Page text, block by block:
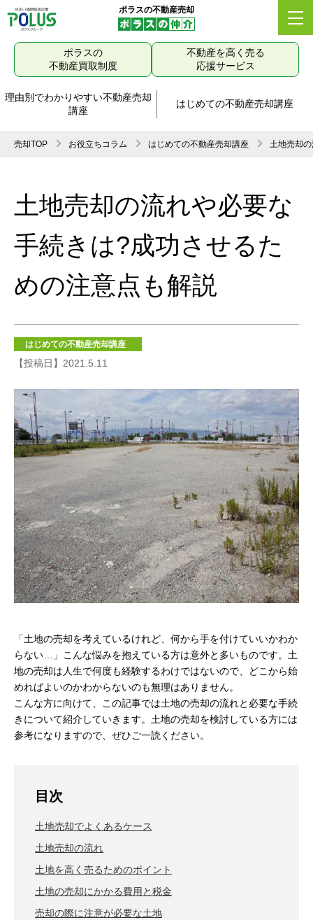
ポラスの不動産売却
ポラスの
不動産買取制度
不動産を高く売る
応援サービス
理由別でわかりやすい不動産売却
講座
はじめての不動産売却講座
売却TOP お役立ちコラム はじめての不動産売却講座 土地売却
土地売却の流れや必要な
手続きは?成功させるた
めの注意点も解説
はじめての不動産売却講座
【投稿日】2021.5.11
「土地の売却を考えているけれど、何から手を付けていいかわか
らない…」こんな悩みを抱えている方は意外と多いものです。土
地の売却は人生で何度も経験するわけではないので、どこから始
めればよいのかわからないのも無理はありません。
こんな方に向けて、この記事では土地の売却の流れと必要な手続
きについて紹介していきます。土地の売却を検討している方には
参考になりますので、ぜひご一読ください。
目次
土地売却でよくあるケース
土地売却の流れ
土地を高く売るためのポイント
土地の売却にかかる費用と税金
売却の際に注意が必要な土地